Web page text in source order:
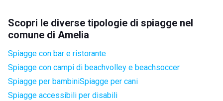
Scopri le diverse tipologie di spiagge nel
comune di Amelia
Spiagge con bar e ristorante
Spiagge con campi di beachvolley e beachsoccer
Spiagge per bambiniSpiagge per cani
Spiagge accessibili per disabili